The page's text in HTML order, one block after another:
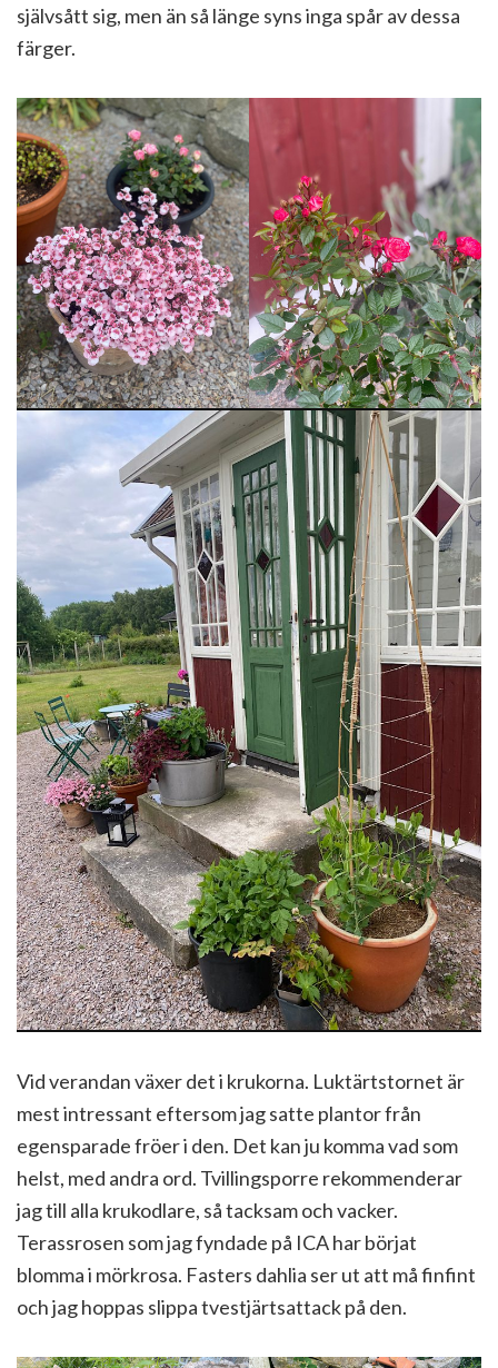
självsått sig, men än så länge syns inga spår av dessa
färger.
Vid verandan växer det i krukorna. Luktärtstornet är
mest intressant eftersom jag satte plantor från
egensparade fröer i den. Det kan ju komma vad som
helst, med andra ord. Tvillingsporre rekommenderar
jag till alla krukodlare, så tacksam och vacker.
Terassrosen som jag fyndade på ICA har börjat
blomma i mörkrosa. Fasters dahlia ser ut att må finfint
och jag hoppas slippa tvestjärtsattack på den.